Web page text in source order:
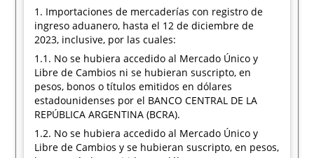
1. Importaciones de mercaderías con registro de
ingreso aduanero, hasta el 12 de diciembre de
2023, inclusive, por las cuales:
1.1. No se hubiera accedido al Mercado Único y
Libre de Cambios ni se hubieran suscripto, en
pesos, bonos o títulos emitidos en dólares
estadounidenses por el BANCO CENTRAL DE LA
REPÚBLICA ARGENTINA (BCRA).
1.2. No se hubiera accedido al Mercado Único y
Libre de Cambios y se hubieran suscripto, en pesos,